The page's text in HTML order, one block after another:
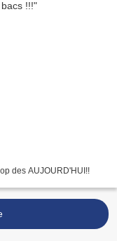
des AUJOURD'HUI!!